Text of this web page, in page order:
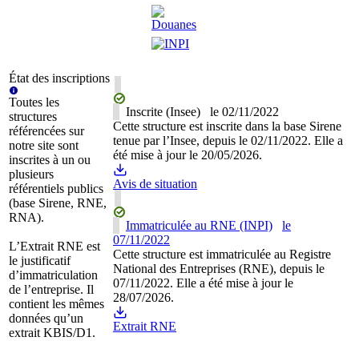
État des inscriptions
Toutes les
structures
référencées sur
notre site sont
inscrites à un ou
plusieurs
référentiels publics
(base Sirene, RNE,
RNA).
L’Extrait RNE est
le justificatif
d’immatriculation
de l’entreprise. Il
contient les mêmes
données qu’un
extrait KBIS/D1.
Inscrite (Insee) le 02/11/2022
Cette structure est inscrite dans la base Sirene
tenue par l’Insee, depuis le 02/11/2022. Elle a
été mise à jour le 20/05/2026.
Avis de situation
Immatriculée au RNE (INPI)
le
07/11/2022
Cette structure est immatriculée au Registre
National des Entreprises (RNE), depuis le
07/11/2022. Elle a été mise à jour le
28/07/2026.
Extrait RNE